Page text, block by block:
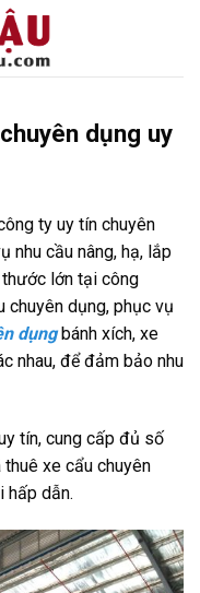
dụng uy
ty uy tín chuyên
nhu cầu nâng, hạ, lắp
lớn tại công
chuyên dụng, phục vụ
dụngbánh xích, xe
nhau, để đảm bảo nhu
tín, cung cấp đủ số
xe cẩu chuyên
hấp dẫn.